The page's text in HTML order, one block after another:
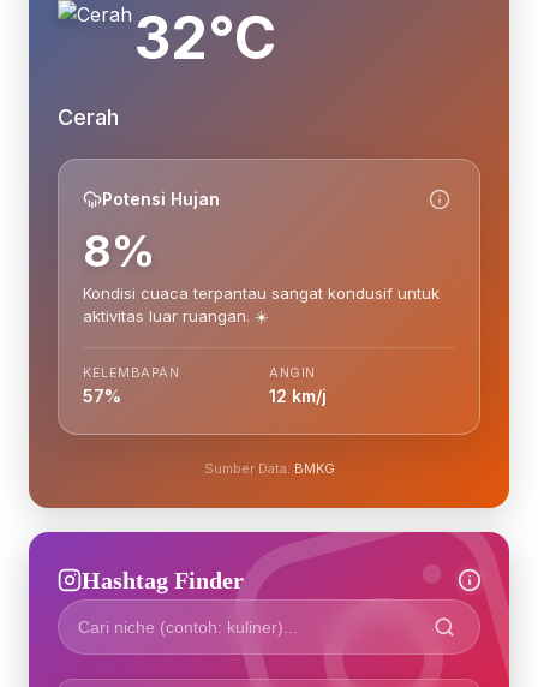
32°C
Cerah
Potensi Hujan
8%
Kondisi cuaca terpantau sangat kondusif untuk
aktivitas luar ruangan. ☀️
KELEMBAPAN
57%
ANGIN
12 km/j
Sumber Data: BMKG
Hashtag Finder